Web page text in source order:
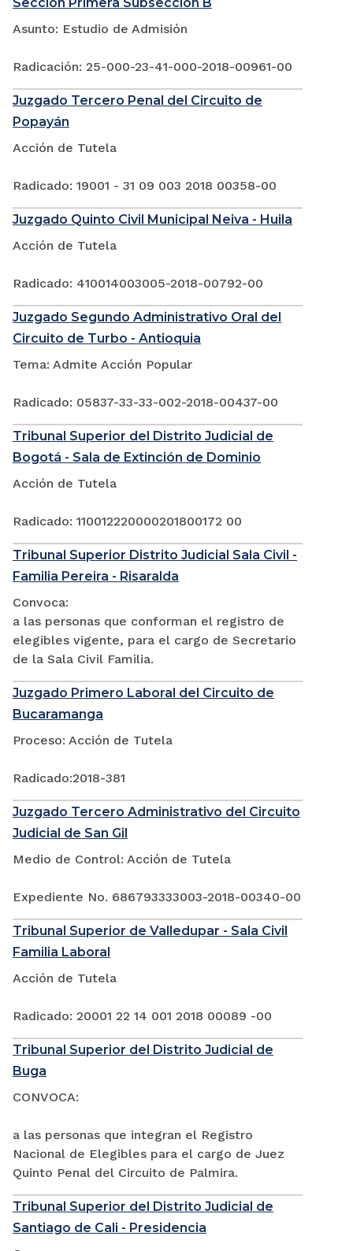
Asunto: Estudio de Admisión
Radicación: 25-000-23-41-000-2018-00961-00
Juzgado Tercero Penal del Circuito de
Popayán
Acción de Tutela
Radicado: 19001 - 31 09 003 2018 00358-00
Juzgado Quinto Civil Municipal Neiva - Huila
Acción de Tutela
Radicado: 410014003005-2018-00792-00
Juzgado Segundo Administrativo Oral del
Circuito de Turbo - Antioquia
Tema: Admite Acción Popular
Radicado: 05837-33-33-002-2018-00437-00
Tribunal Superior del Distrito Judicial de
Bogotá - Sala de Extinción de Dominio
Acción de Tutela
Radicado: 110012220000201800172 00
Tribunal Superior Distrito Judicial Sala Civil -
Familia Pereira - Risaralda
Convoca:
a las personas que conforman el registro de
elegibles vigente, para el cargo de Secretario
de la Sala Civil Familia.
Juzgado Primero Laboral del Circuito de
Bucaramanga
Proceso: Acción de Tutela
Radicado:2018-381
Juzgado Tercero Administrativo del Circuito
Judicial de San Gil
Medio de Control: Acción de Tutela
Expediente No. 686793333003-2018-00340-00
Tribunal Superior de Valledupar - Sala Civil
Familia Laboral
Acción de Tutela
Radicado: 20001 22 14 001 2018 00089 -00
Tribunal Superior del Distrito Judicial de
Buga
CONVOCA:
a las personas que integran el Registro
Nacional de Elegibles para el cargo de Juez
Quinto Penal del Circuito de Palmira.
Tribunal Superior del Distrito Judicial de
Santiago de Cali - Presidencia